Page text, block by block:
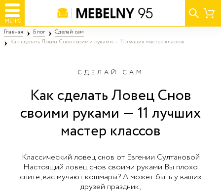
МЕНЮ
Главная Блог
Сделай сам
Как сделать Ловец Снов своими руками — 11 лучших мастер классов
СДЕЛАЙ САМ
Как сделать Ловец Снов
своими руками — 11 лучших
мастер классов
Классический ловец снов от Евгении Султановой
Настоящий ловец снов своими руками Вы плохо
спите, вас мучают кошмары? А может быть у ваших
друзей праздник,